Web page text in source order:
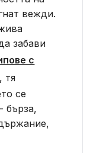
вежди.
забави
с
тя
се
бърза,